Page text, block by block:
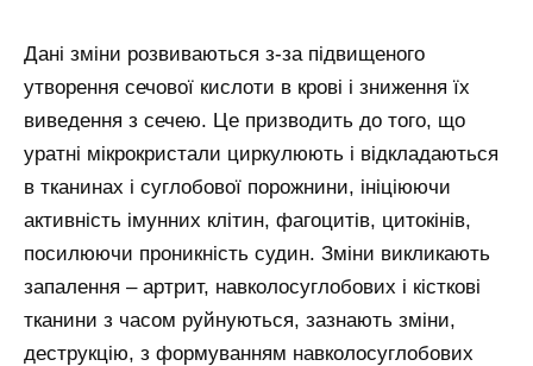
Дані зміни розвиваються з-за підвищеного
утворення сечової кислоти в крові і зниження їх
виведення з сечею. Це призводить до того, що
уратні мікрокристали циркулюють і відкладаються
в тканинах і суглобової порожнини, ініціюючи
активність імунних клітин, фагоцитів, цитокінів,
посилюючи проникність судин. Зміни викликають
запалення – артрит, навколосуглобових і кісткові
тканини з часом руйнуються, зазнають зміни,
деструкцію, з формуванням навколосуглобових